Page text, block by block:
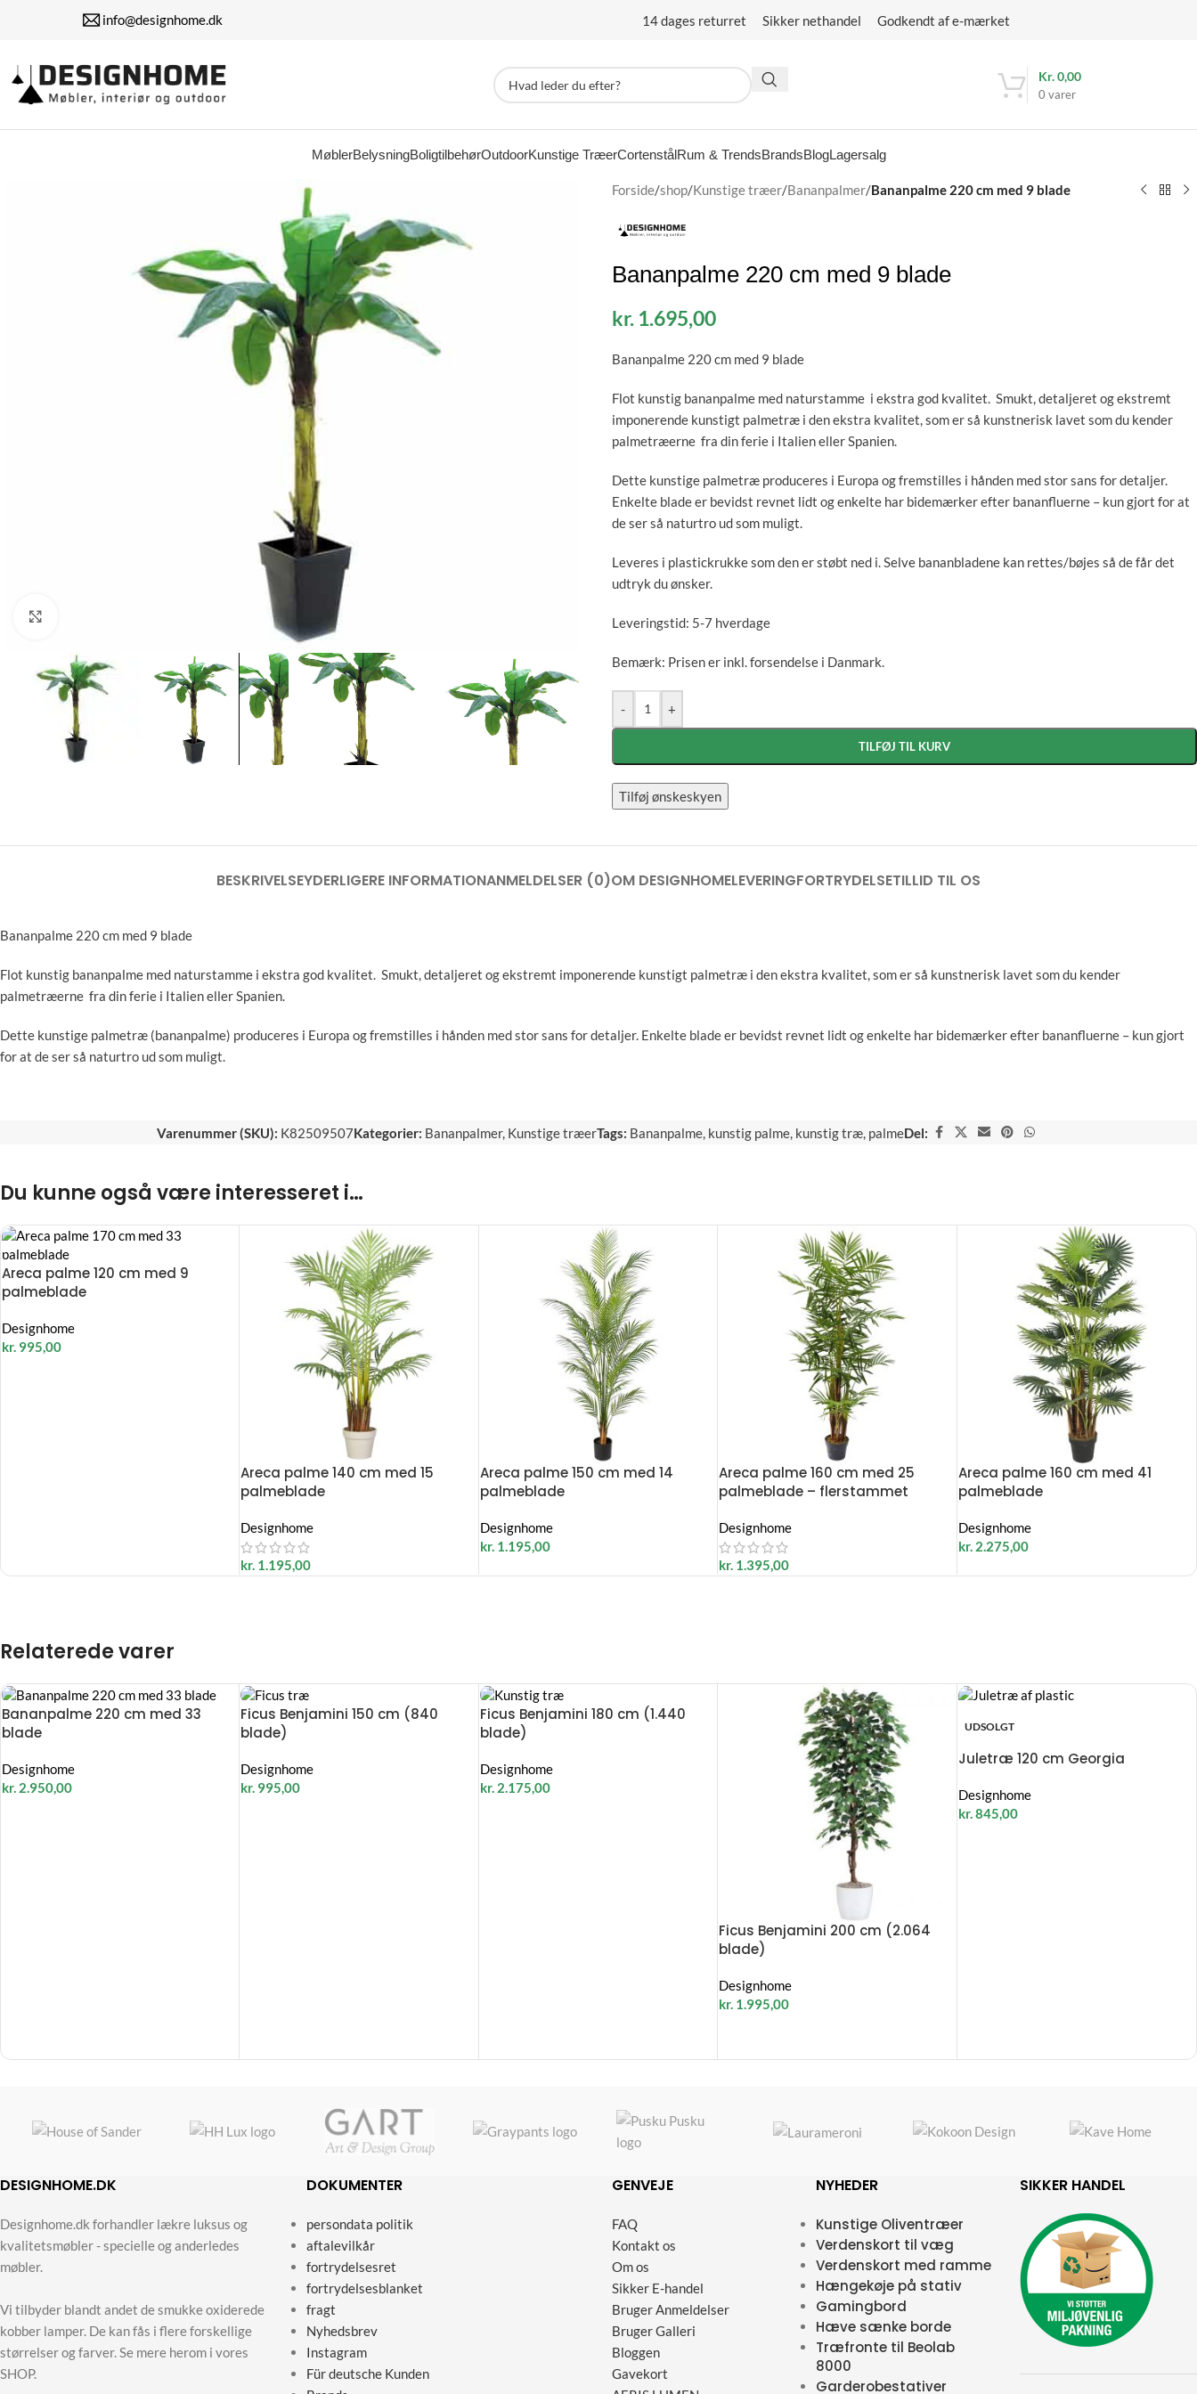
info@designhome.dk 14 dages returret Sikker nethandel Godkendt af e-mærket
0 varer
Kr.0,00
MøblerBelysningBoligtilbehørOutdoorKunstige TræerCortenstålRum & TrendsBrandsBlogLagersalg
Forside/shop/Kunstige træer/Bananpalmer/Bananpalme 220 cm med 9 blade
Bananpalme 220 cm med 9 blade
kr. 1.695,00
Bananpalme 220 cm med 9 blade
Flot kunstig bananpalme med naturstamme i ekstra god kvalitet. Smukt, detaljeret og ekstremt
imponerende kunstigt palmetræ i den ekstra kvalitet, som er så kunstnerisk lavet som du kender
palmetræerne fra din ferie i Italien eller Spanien.
Dette kunstige palmetræ produceres i Europa og fremstilles i hånden med stor sans for detaljer.
Enkelte blade er bevidst revnet lidt og enkelte har bidemærker efter bananfluerne – kun gjort for at
de ser så naturtro ud som muligt.
Leveres i plastickrukke som den er støbt ned i. Selve bananbladene kan rettes/bøjes så de får det
udtryk du ønsker.
Leveringstid: 5-7 hverdage
Bemærk: Prisen er inkl. forsendelse i Danmark.
- +
TILFØJ TIL KURV
Tilføj ønskeskyen
BESKRIVELSEYDERLIGERE INFORMATIONANMELDELSER (0)OM DESIGNHOMELEVERINGFORTRYDELSETILLID TIL OS
Bananpalme 220 cm med 9 blade
Flot kunstig bananpalme med naturstamme i ekstra god kvalitet. Smukt, detaljeret og ekstremt imponerende kunstigt palmetræ i den ekstra kvalitet, som er så kunstnerisk lavet som du kender
palmetræerne fra din ferie i Italien eller Spanien.
Dette kunstige palmetræ (bananpalme) produceres i Europa og fremstilles i hånden med stor sans for detaljer. Enkelte blade er bevidst revnet lidt og enkelte har bidemærker efter bananfluerne – kun gjort
for at de ser så naturtro ud som muligt.
Varenummer (SKU): K82509507Kategorier: Bananpalmer, Kunstige træerTags: Bananpalme, kunstig palme, kunstig træ, palmeDel:
Du kunne også være interesseret i…
Areca palme 120 cm med 9
palmeblade
Designhome
kr. 995,00
Areca palme 140 cm med 15
palmeblade
Designhome
kr. 1.195,00
Areca palme 150 cm med 14
palmeblade
Designhome
kr.1.195,00
Areca palme 160 cm med 25
palmeblade – flerstammet
Designhome
kr. 1.395,00
Areca palme 160 cm med 41
palmeblade
Designhome
kr.2.275,00
Relaterede varer
Bananpalme 220 cm med 33
blade
Designhome
kr. 2.950,00
Ficus Benjamini 150 cm (840
blade)
Designhome
kr. 995,00
Ficus Benjamini 180 cm (1.440
blade)
Designhome
kr.2.175,00
Ficus Benjamini 200 cm (2.064
blade)
Designhome
kr. 1.995,00
UDSOLGT
Juletræ 120 cm Georgia
Designhome
kr.845,00
DESIGNHOME.DK
Designhome.dk forhandler lækre luksus og
kvalitetsmøbler - specielle og anderledes
møbler.
Vi tilbyder blandt andet de smukke oxiderede
kobber lamper. De kan fås i flere forskellige
størrelser og farver. Se mere herom i vores
SHOP.
DOKUMENTER
persondata politik
aftalevilkår
fortrydelsesret
fortrydelsesblanket
fragt
Nyhedsbrev
Instagram
Für deutsche Kunden
GENVEJE
FAQ
Kontakt os
Om os
Sikker E-handel
Bruger Anmeldelser
Bruger Galleri
Bloggen
Gavekort
NYHEDER
Kunstige Oliventræer
Verdenskort til væg
Verdenskort med ramme
Hængekøje på stativ
Gamingbord
Hæve sænke borde
Træfronte til Beolab
8000
Garderobestativer
SIKKER HANDEL